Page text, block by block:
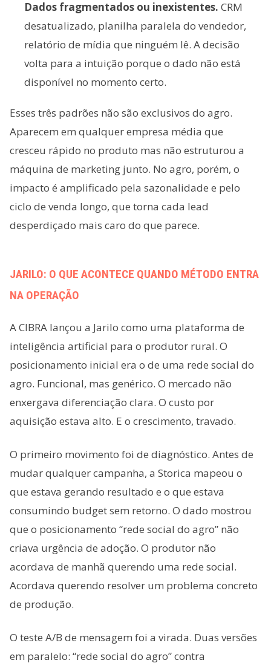
Dados fragmentados ou inexistentes. CRM
desatualizado, planilha paralela do vendedor,
relatório de mídia que ninguém lê. A decisão
volta para a intuição porque o dado não está
disponível no momento certo.
Esses três padrões não são exclusivos do agro.
Aparecem em qualquer empresa média que
cresceu rápido no produto mas não estruturou a
máquina de marketing junto. No agro, porém, o
impacto é amplificado pela sazonalidade e pelo
ciclo de venda longo, que torna cada lead
desperdiçado mais caro do que parece.
JARILO: O QUE ACONTECE QUANDO MÉTODO ENTRA
NA OPERAÇÃO
A CIBRA lançou a Jarilo como uma plataforma de
inteligência artificial para o produtor rural. O
posicionamento inicial era o de uma rede social do
agro. Funcional, mas genérico. O mercado não
enxergava diferenciação clara. O custo por
aquisição estava alto. E o crescimento, travado.
O primeiro movimento foi de diagnóstico. Antes de
mudar qualquer campanha, a Storica mapeou o
que estava gerando resultado e o que estava
consumindo budget sem retorno. O dado mostrou
que o posicionamento “rede social do agro” não
criava urgência de adoção. O produtor não
acordava de manhã querendo uma rede social.
Acordava querendo resolver um problema concreto
de produção.
O teste A/B de mensagem foi a virada. Duas versões
em paralelo: “rede social do agro” contra